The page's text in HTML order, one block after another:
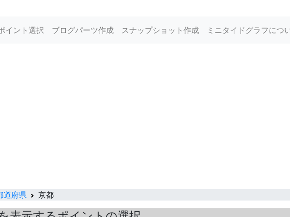
イント選択 ブログパーツ作成 スナップショット作成 ミニタイドグラフにつ
道府県 京都